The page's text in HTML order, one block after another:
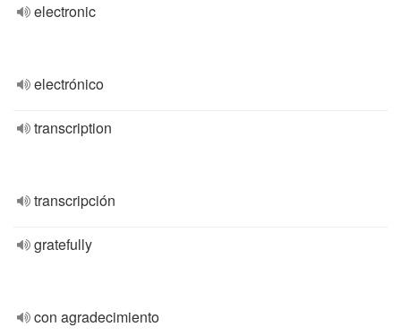
electronic
electrónico
transcription
transcripción
gratefully
con agradecimiento